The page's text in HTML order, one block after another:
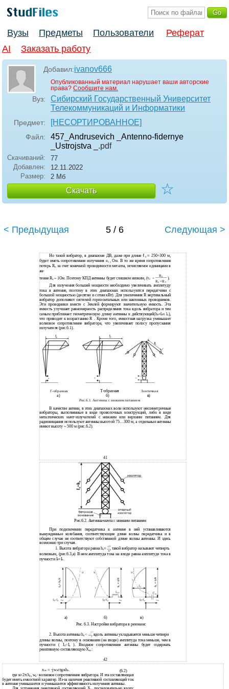
Вузы Предметы Пользователи
Реферат
AI
Заказать работу
Добавил:ivanov666
Опубликованный материал нарушает ваши авторские
права? Сообщите нам.
Вуз:
Сибирский Государственный Университет
Телекоммуникаций и Информатики
Предмет: [НЕСОРТИРОВАННОЕ]
Файл:
457_Andrusevich _Antenno-fidernye
_Ustrojstva _ .pdf
Скачиваний:
77
Добавлен:
12.11.2022
Размер:
2 Мб
Скачать ☆
< Предыдущая 5 / 6 Следующая >
Но такой вибратор, в диапазоне ДВ, даже при длине ℓа= 250÷300 м,
будет иметь сопротивление излучения RΣ , Ом. В то же время сопротивление
потерь Rп за счет конечной проводимости металла, исчисляемое единицами в
ан-
тенне Rп~ 1Ом. Поэтому КПД антенны будет слишком низким, (ηa =
RΣ ).
RΣ +R п
Для излучения большей мощности необходимо увеличивать амплитуду
тока в антенне, поэтому в этих диапазонах используются передатчики с
большой мощностью (десятки и сотни кВт). Для увеличения R вертикальный
вибратор дополняют системой горизонтальных или наклонных проводников.
Эти проводники вместе с Землей формируют значительную емкость. Эта
емкость улучшает равномерность распределения тока вдоль вибратора и тем
самым приближает геометрическую длину антенны к действующей(hа=lа≈ lд),
что приводит к возрастанию R . Кроме того, емкостная нагрузка уменьшает
волновое сопротивление вибратора, что увеличивает полосу пропускания
излучателя (рис.6.1).
Г-образная Т-образная Зонтичная
а) б) в)
Рис.6.1. Антенны с нижним питанием
В качестве антенн, в этих диапазонах волн используют нессиметричные
вибраторы, выполненные в виде проволочных конструкций, либо в виде
металлических мачт-излучателей с нижним или верхним питанием. Для
радиовещания используют антенны высотой 75…300 м, а отдельные антенны
имеют высоту ~ 500 м (рис.6.2).
41
Рис.6.2. Антенна-мачта с нижним питанием
При подключении передатчика к антенне в ней устанавливаются
вынужденные колебания, соответствующие длине волны передатчика и в
общем случае не соответствуют собственной длине волны антенны. И здесь
возможно три случая.
1. Высота вибратора равна hа=
, такой вибратор называют четверть
волновым, (рис.6.3,а) В нем амплитуда тока на входе равна амплитуде тока в
пучности I0=In.
а) б) в)
Рис. 6.3. Настройки вибратора в резонанс
2. Высота антенны hа<
. вдоль антенны укладывается меньше четвери
длины волны, поэтому в основании (на входе) амплитуда тока меньше, чем в
пучности ( I0<In
). Входное сопротивление антенны будет содержать
реактивную составляющую Хвх:
42
xвх = -jwвctgкha.
(6.2)
где к=2π/λ0, wв- волновое сопротивление вибратора. И эта составляющая
будет иметь емкостной характер. Из-за наличия реактивной составляющей ток
в антенне уменьшается и уменьшается эффективность излучения антенны.